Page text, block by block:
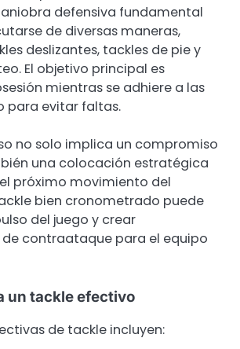
defensiva fundamental
de diversas maneras,
deslizantes, tackles de pie y
El objetivo principal es
mientras se adhiere a las
para evitar faltas.
no solo implica un compromiso
una colocación estratégica
próximo movimiento del
bien cronometrado puede
del juego y crear
contraataque para el equipo
un tackle efectivo
de tackle incluyen: